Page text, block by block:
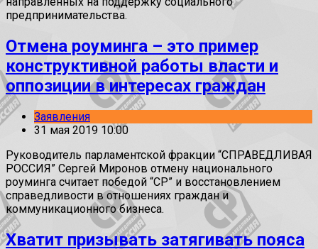
предпринимательства.
Отмена роуминга – это пример
конструктивной работы власти и
оппозиции в интересах граждан
Заявления
31 мая 2019 10:00
Руководитель парламентской фракции “СПРАВЕДЛИВАЯ
РОССИЯ” Сергей Миронов отмену национального
роуминга считает победой “СР” и восстановлением
справедливости в отношениях граждан и
коммуникационного бизнеса.
Хватит призывать затягивать пояса